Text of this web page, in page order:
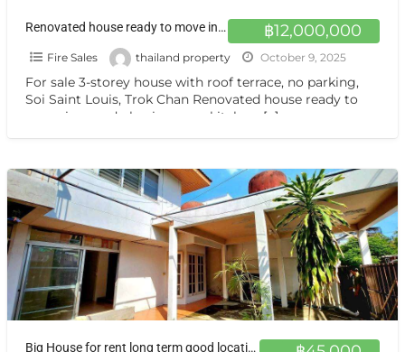
฿12,000,000
Renovated house ready to move in, can do business, no kitchen, no parking, Saint Louis, Yan Nawa, Bangkok
Fire Sales thailand property October 9, 2025
For sale 3-storey house with roof terrace, no parking,
Soi Saint Louis, Trok Chan Renovated house ready to
move in, can do business, no kitchen, […]
Big House for rent long term good location no Furniture on Sukhumvit 93 บ้านเดี่ยวหลังใหญ่ ให้เช่า บางจาก สุขุมวิท 93